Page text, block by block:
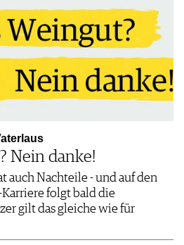
Nein danke!
auch Nachteile - und auf den
folgt bald die
gilt das gleiche wie für